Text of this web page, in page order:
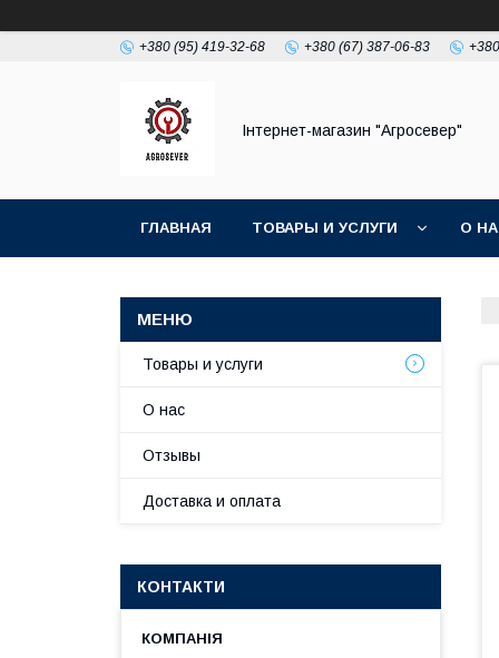
+380 (95) 419-32-68 +380 (67) 387-06-83
Інтернет-магазин "Агросевер"
ГЛАВНАЯ ТОВАРЫ И УСЛУГИ О
Товары и услуги
О нас
Отзывы
Доставка и оплата
КОНТАКТИ